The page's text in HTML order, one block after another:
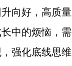
向好，高质
中的烦恼，
强化底线思